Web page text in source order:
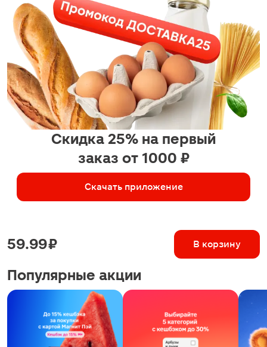
Скидка 25% на первый
заказ от 1000 ₽
Скачать приложение
59.99 ₽ В корзину
Популярные акции